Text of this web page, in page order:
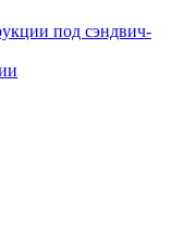
под сэндвич-